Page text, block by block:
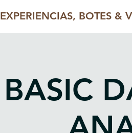
EXPERIENCIAS, BOTES &
BASIC